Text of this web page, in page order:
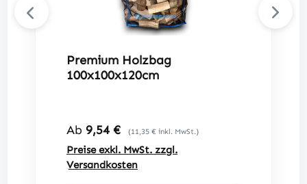
Premium Holzbag
100x100x120cm
Regulärer Preis:
Ab 9,54 € (11,35 € inkl. MwSt.)
Preise exkl. MwSt. zzgl.
Versandkosten